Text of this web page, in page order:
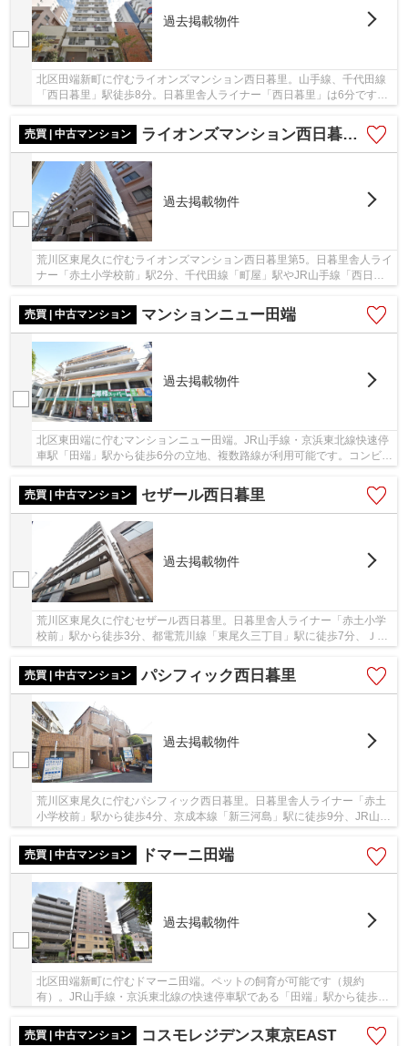
過去掲載物件
北区田端新町に佇むライオンズマンション西日暮里。山手線、千代田線
「西日暮里」駅徒歩8分。日暮里舎人ライナー「西日暮里」は6分です。
売買 | 中古マンション
ライオンズマンション西日暮里第5
過去掲載物件
荒川区東尾久に佇むライオンズマンション西日暮里第5。日暮里舎人ライ
ナー「赤土小学校前」駅2分、千代田線「町屋」駅やJR山手線「西日暮
売買 | 中古マンション
マンションニュー田端
過去掲載物件
北区東田端に佇むマンションニュー田端。JR山手線・京浜東北線快速停
車駅「田端」駅から徒歩6分の立地、複数路線が利用可能です。コンビ
売買 | 中古マンション
セザール西日暮里
過去掲載物件
荒川区東尾久に佇むセザール西日暮里。日暮里舎人ライナー「赤土小学
校前」駅から徒歩3分、都電荒川線「東尾久三丁目」駅に徒歩7分、ＪＲ
山手線「西日暮里」駅にも徒歩18分の立地。小...
売買 | 中古マンション
パシフィック西日暮里
過去掲載物件
荒川区東尾久に佇むパシフィック西日暮里。日暮里舎人ライナー「赤土
小学校前」駅から徒歩4分、京成本線「新三河島」駅に徒歩9分、JR山手
線・京浜東北線「西日暮里」駅に徒歩13分、複...
売買 | 中古マンション
ドマーニ田端
過去掲載物件
北区田端新町に佇むドマーニ田端。ペットの飼育が可能です（規約
有）。JR山手線・京浜東北線の快速停車駅である「田端」駅から徒歩7
売買 | 中古マンション
コスモレジデンス東京EAST